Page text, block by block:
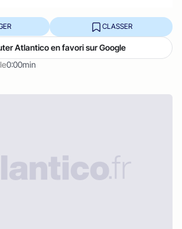
0:00min
CLASSER
Atlantico en favori sur Google